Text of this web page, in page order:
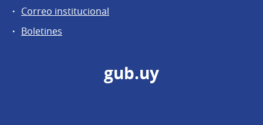
Correo institucional
Boletines
gub.uy